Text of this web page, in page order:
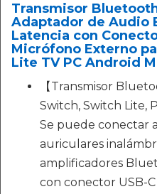
Transmisor
Adaptador de Audio
Latencia con
Micrófono Externo
Lite TV PC Android
【Transmisor
Switch, Switch Lite,
Se puede conectar
auriculares
amplificadores
con conector USB-C